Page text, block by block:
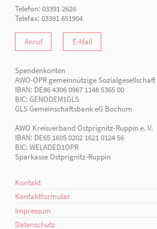
Telefon: 03391 2626
Telefax: 03391 651904
Anruf E-Mail
Spendenkonten
AWO-OPR gemeinnützige
IBAN: DE86 4306 0967 1148 5365 00
BIC: GENODEM1GLS
GLS Gemeinschaftsbank eG Bochum
AWO Kreisverband Ostprignitz-Ruppin e. V.
IBAN: DE65 1605 0202 1621 0124 56
BIC: WELADED1OPR
Sparkasse Ostprignitz-Ruppin
Kontakt
Kontaktformular
Impressum
Datenschutz